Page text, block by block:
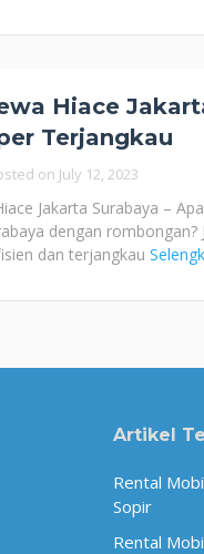
Hiace
Terjangkau
on July 12, 2023
Jakarta Surabaya –
dengan
dan terjangkau
Artikel
Rental
Sopir
Rental